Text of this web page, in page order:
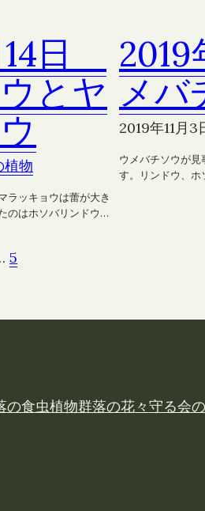
14日
とヤ
植物
ラッキョウは蕾が大き
のはホソバリンドウ…
メバ
2019年11月3
ウメバチソウが
す。リンドウ、
5
の食虫植物群落の花々守る会